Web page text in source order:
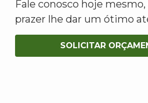
Fale conosco hoje
prazer lhe dar um ótimo
SOLICITAR